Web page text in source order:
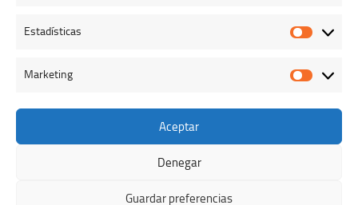
Estadísticas
Marketing
Aceptar
Denegar
Guardar preferencias
Colegio Oficial de Veterinarios de Cáceres © 2026. Todos los